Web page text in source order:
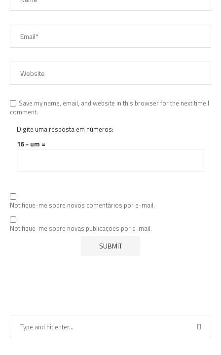
Save my name, email, and website in this browser for the next time I
comment.
Digite uma resposta em números:
16 − um =
Notifique-me sobre novos comentários por e-mail.
Notifique-me sobre novas publicações por e-mail.